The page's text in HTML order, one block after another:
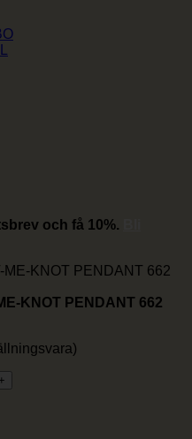
och få 10%.
KNOT PENDANT 662